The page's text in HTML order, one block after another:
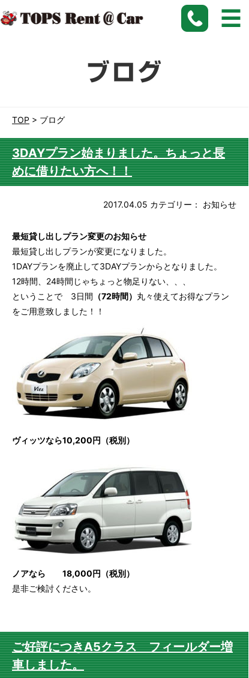
愛知、名古屋、刈谷で長期格安レンタカーなら【トップスレンタカー】にお任せ下さい。
TOP > ブログ
3DAYプラン始まりました。ちょっと長
めに借りたい方へ！！
2017.04.05 カテゴリー： お知らせ
最短貸し出しプラン変更のお知らせ
最短貸し出しプランが変更になりました。
1DAYプランを廃止して3DAYプランからとなりました。
12時間、24時間じゃちょっと物足りない、、、
ということで 3日間 （72時間） 丸々使えてお得なプラン
をご用意致しました！！
ヴィッツなら10,200円（税別）
ノアなら 18,000円（税別）
是非ご検討ください。
ご好評につきA5クラス フィールダー増
車しました。